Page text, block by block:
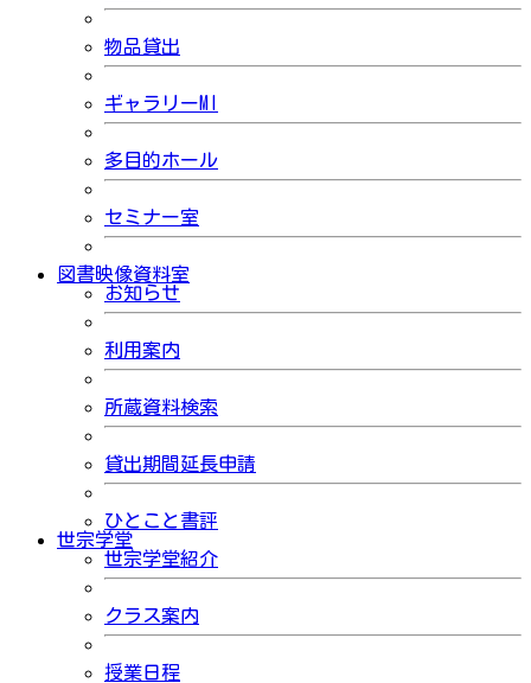
物品貸出
ギャラリーMI
多目的ホール
セミナー室
図書映像資料室
お知らせ
利用案内
所蔵資料検索
貸出期間延長申請
ひとこと書評
世宗学堂
世宗学堂紹介
クラス案内
授業日程